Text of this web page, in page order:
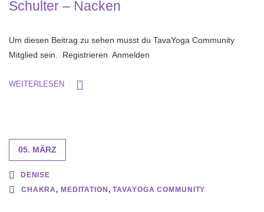
Schulter – Nacken
Um diesen Beitrag zu sehen musst du TavaYoga Community
Mitglied sein. Registrieren Anmelden
WEITERLESEN
05. MÄRZ
DENISE
CHAKRA, MEDITATION,TAVAYOGA COMMUNITY